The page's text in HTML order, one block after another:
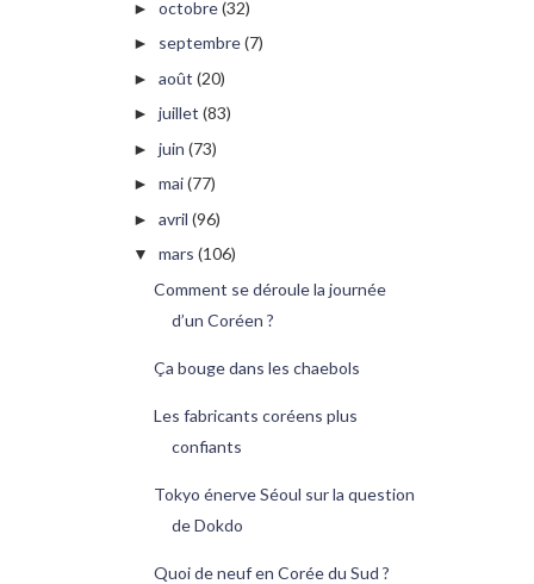
► octobre(32)
► septembre(7)
► août (20)
► juillet (83)
► juin (73)
► mai(77)
► avril (96)
▼ mars (106)
Comment se déroule la journée
d’un Coréen ?
Ça bouge dans les chaebols
Les fabricants coréens plus
confiants
Tokyo énerve Séoul sur la question
de Dokdo
Quoi de neuf en Corée du Sud ?